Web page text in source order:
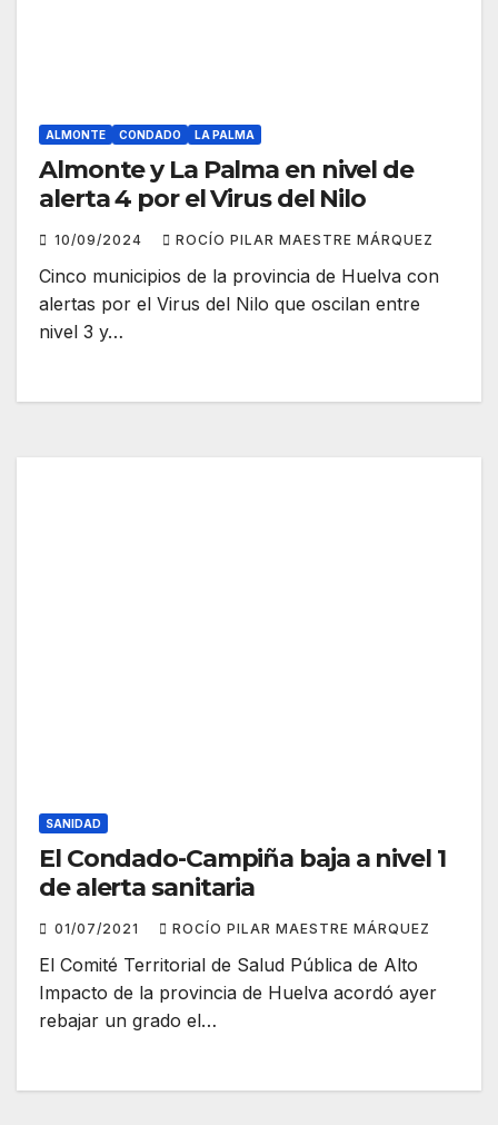
ALMONTE CONDADO LA PALMA
Almonte y La Palma en nivel de
alerta 4 por el Virus del Nilo
10/09/2024 ROCÍO PILAR MAESTRE MÁRQUEZ
Cinco municipios de la provincia de Huelva con
alertas por el Virus del Nilo que oscilan entre
nivel 3 y…
SANIDAD
El Condado-Campiña baja a nivel 1
de alerta sanitaria
01/07/2021 ROCÍO PILAR MAESTRE MÁRQUEZ
El Comité Territorial de Salud Pública de Alto
Impacto de la provincia de Huelva acordó ayer
rebajar un grado el…